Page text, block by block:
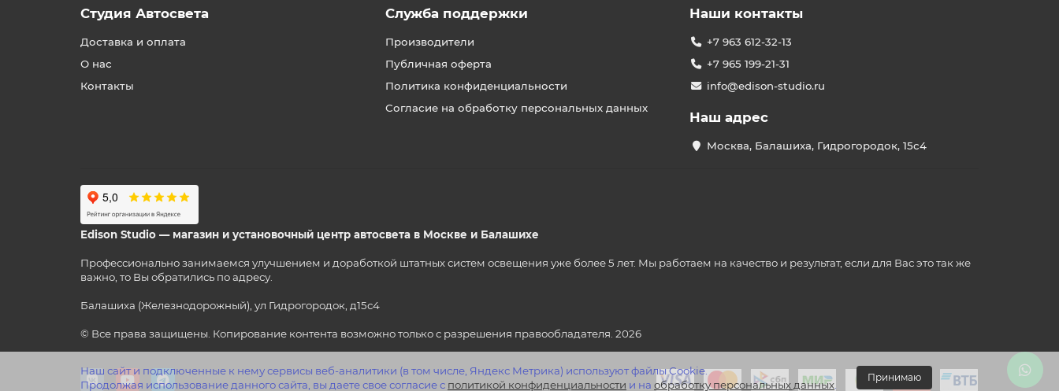
Наш сайт и подключенные к нему сервисы веб-аналитики (в том числе, Яндекс Метрика) используют файлы Cookie.
Продолжая использование данного сайта, вы даете свое согласие с политикой конфиденциальности и на обработку персональных данных
Принимаю
Студия Автосвета
Доставка и оплата
О нас
Контакты
Служба поддержки
Производители
Публичная оферта
Политика конфиденциальности
Согласие на обработку персональных данных
Наши контакты
+7 963 612-32-13
+7 965 199-21-31
info@edison-studio.ru
Наш адрес
Москва, Балашиха, Гидрогородок, 15с4
Edison Studio — магазин и установочный центр автосвета в Москве и Балашихе
Профессионально занимаемся улучшением и доработкой штатных систем освещения уже более 5 лет. Мы работаем на качество и результат, если для Вас это так же
важно, то Вы обратились по адресу.
Балашиха (Железнодорожный), ул Гидрогородок, д15с4
© Все права защищены. Копирование контента возможно только с разрешения правообладателя. 2026